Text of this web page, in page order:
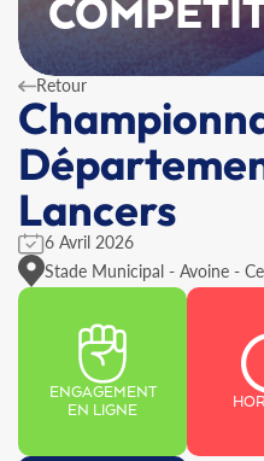
Retour
Lancers
6 Avril 2026
Stade Municipal - Avoine -
ENGAGEMENT
EN LIGNE